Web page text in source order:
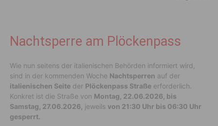
Nachtsperre am Plöckenpass
Wie nun seitens der italienischen Behörden informiert wird,
sind in der kommenden Woche Nachtsperren auf der
italienischen Seite der Plöckenpass Straße erforderlich.
Konkret ist die Straße von Montag, 22.06.2026, bis
Samstag, 27.06.2026, jeweils von 21:30 Uhr bis 06:30 Uhr
gesperrt.